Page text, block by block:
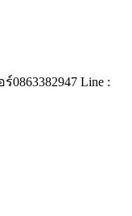
Line :